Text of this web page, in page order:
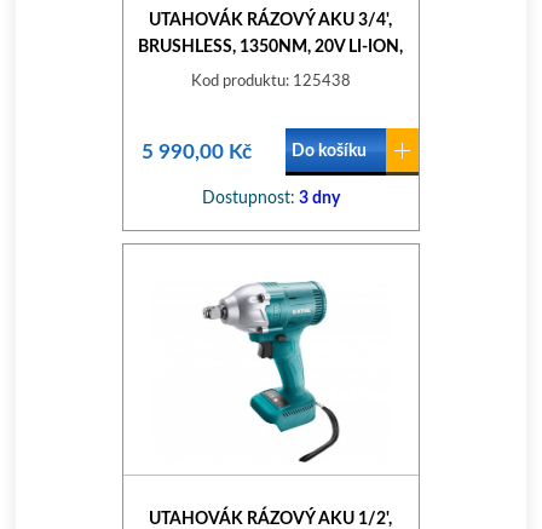
UTAHOVÁK RÁZOVÝ AKU 3/4',
BRUSHLESS, 1350NM, 20V LI-ION,
INDUSTRIAL, BEZ BATERIE A
Kod produktu: 125438
5 990,00 Kč Do košíku
Dostupnost: 3 dny
UTAHOVÁK RÁZOVÝ AKU 1/2',